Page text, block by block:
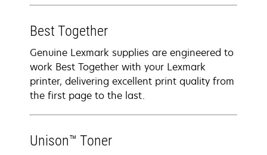
Best Together
Genuine Lexmark supplies are engineered to
work Best Together with your Lexmark
printer, delivering excellent print quality from
the first page to the last.
Unison™ Toner